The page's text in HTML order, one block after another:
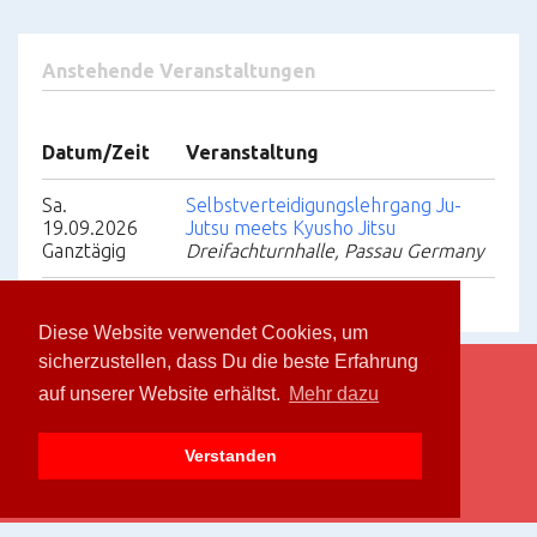
Diese Website verwendet Cookies, um
sicherzustellen, dass Du die beste Erfahrung
auf unserer Website erhältst. Mehr dazu
Verstanden
Anstehende Veranstaltungen
Datum/Zeit Veranstaltung
Sa.
19.09.2026
Ganztägig
Selbstverteidigungslehrgang Ju-
Jutsu meets Kyusho Jitsu
Dreifachturnhalle, Passau Germany
Bushidokan Passau e.V. © 2026.Privacy Policy